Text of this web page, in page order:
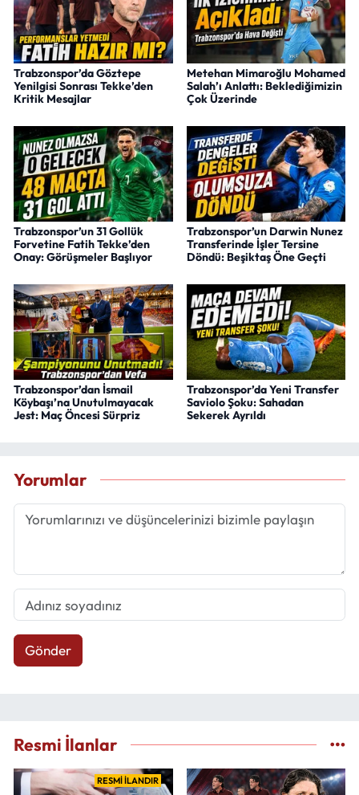
Trabzonspor’da Göztepe
Yenilgisi Sonrası Tekke’den
Kritik Mesajlar
Metehan Mimaroğlu Mohamed
Salah’ı Anlattı: Beklediğimizin
Çok Üzerinde
Trabzonspor’un 31 Gollük
Forvetine Fatih Tekke’den
Onay: Görüşmeler Başlıyor
Trabzonspor’un Darwin Nunez
Transferinde İşler Tersine
Döndü: Beşiktaş Öne Geçti
Trabzonspor’dan İsmail
Köybaşı’na Unutulmayacak
Jest: Maç Öncesi Sürpriz
Trabzonspor’da Yeni Transfer
Saviolo Şoku: Sahadan
Sekerek Ayrıldı
Yorumlar
Gönder
Resmi İlanlar
RESMİ İLANDIR